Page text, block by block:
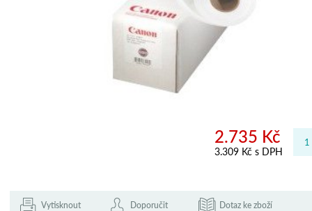
2.735 Kč
3.309 Kč s DPH
Vytisknout Doporučit Dotaz ke zboží